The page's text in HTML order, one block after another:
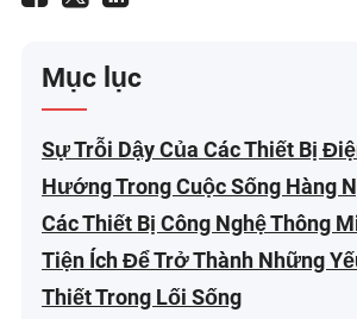
Mục lục
Sự Trỗi Dậy Của Các Thiết Bị
Hướng Trong Cuộc Sống Hàng
Các Thiết Bị Công Nghệ Thông
Tiện Ích Để Trở Thành Những
Thiết Trong Lối Sống